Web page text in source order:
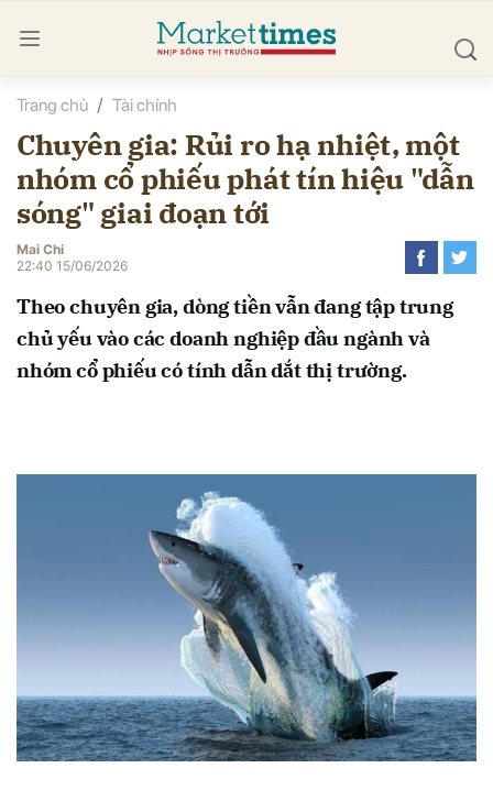
Trang chủ Tài chính
Chuyên gia: Rủi ro hạ nhiệt, một
nhóm cổ phiếu phát tín hiệu "dẫn
sóng" giai đoạn tới
Mai Chi
22:40 15/06/2026
Theo chuyên gia, dòng tiền vẫn đang tập trung
chủ yếu vào các doanh nghiệp đầu ngành và
nhóm cổ phiếu có tính dẫn dắt thị trường.
luận